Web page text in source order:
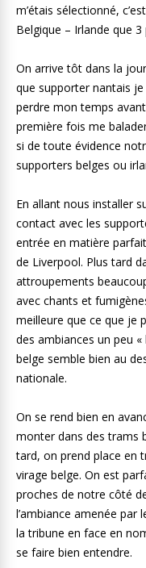
m’étais sélectionné,
Belgique – Irlande que
On arrive tôt dans la
que supporter nantais je
perdre mon temps avant
première fois me
si de toute évidence
supporters belges ou
En allant nous installer
contact avec les
entrée en matière
de Liverpool. Plus tard
attroupements
avec chants et
meilleure que ce que je
des ambiances un peu
belge semble bien au
nationale.
On se rend bien en
monter dans des trams
tard, on prend place en
virage belge. On est
proches de notre côté
l’ambiance amenée par
la tribune en face en
se faire bien entendre.